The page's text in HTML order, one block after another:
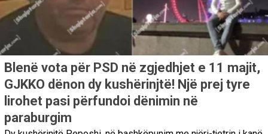
Blenë vota për PSD në zgjedhjet e 11 majit,
GJKKO dënon dy kushërinjtë! Një prej tyre
lirohet pasi përfundoi dënimin në
paraburgim